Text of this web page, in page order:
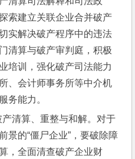
索建立关联企业合并破产
实解决破产程序中的违法
清算与破产审判庭，积极
培训，强化破产司法能力
、会计师事务所等中介机
务能力。
清算、重整与和解。对于
景的“僵尸企业”，要破除障
，全面清查破产企业财